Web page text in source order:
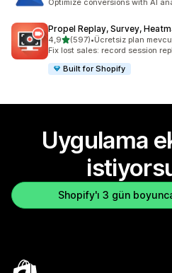
Optimize conversions with AI
Propel Replay, Survey,
4,95 yıldız üzerinden
(597)
toplam 597 değerlendirme
•Ücretsiz plan
Fix lost sales: record session
Built for Shopify
Uygulama
Shopify'ı 3 gün